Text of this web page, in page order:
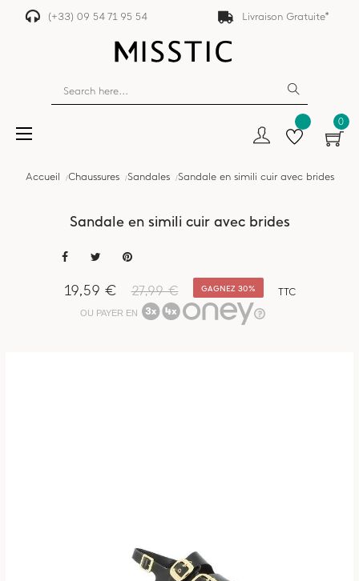
(+33) 09 54 71 95 54 Livraison Gratuite*
0
Basculer
☰
Accueil Chaussures Sandales Sandale en simili cuir avec brides
Sandale en simili cuir avec brides
19,59 € 27,99 € GAGNEZ 30% TTC
OU PAYER EN